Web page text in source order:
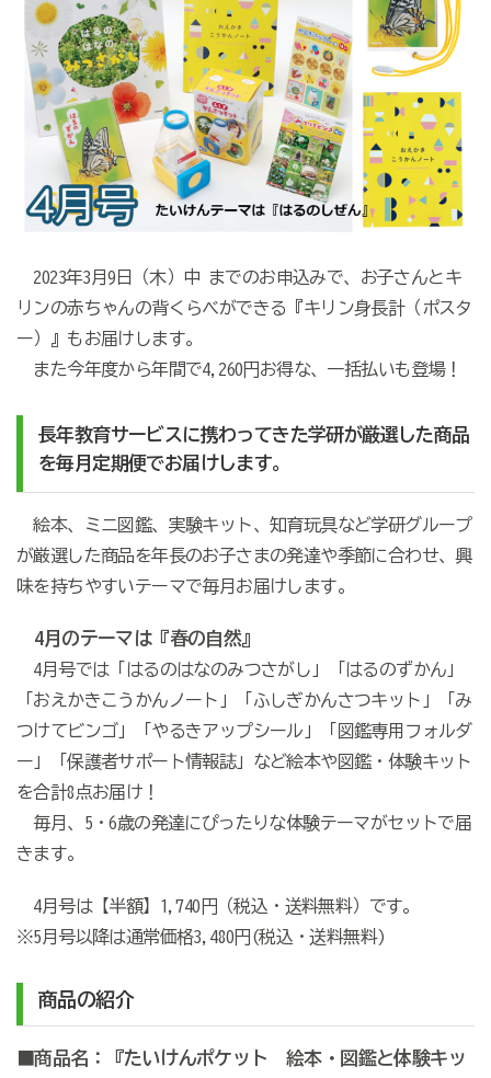
2023年3月9日（木）中 までのお申込みで、お子さんとキ
リンの赤ちゃんの背くらべができる『キリン身長計（ポスタ
ー）』もお届けします。
また今年度から年間で4,260円お得な、一括払いも登場！
長年教育サービスに携わってきた学研が厳選した商品
を毎月定期便でお届けします。
絵本、ミニ図鑑、実験キット、知育玩具など学研グループ
が厳選した商品を年長のお子さまの発達や季節に合わせ、興
味を持ちやすいテーマで毎月お届けします。
4月のテーマは『春の自然』
4月号では「はるのはなのみつさがし」「はるのずかん」
「おえかきこうかんノート」「ふしぎかんさつキット」「み
つけてビンゴ」「やるきアップシール」「図鑑専用フォルダ
ー」「保護者サポート情報誌」など絵本や図鑑・体験キット
を合計8点お届け！
毎月、5・6歳の発達にぴったりな体験テーマがセットで届
きます。
4月号は【半額】1,740円（税込・送料無料）です。
※5月号以降は通常価格3,480円(税込・送料無料)
商品の紹介
■商品名：『たいけんポケット 絵本・図鑑と体験キッ